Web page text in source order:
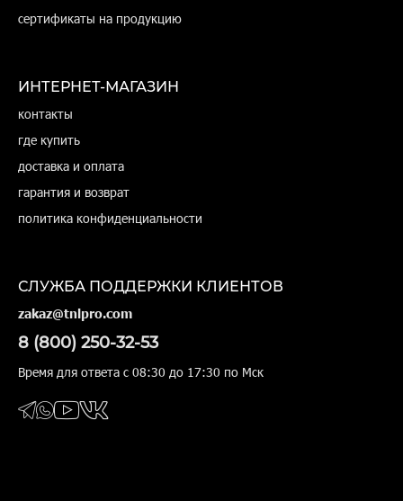
сертификаты на продукцию
ИНТЕРНЕТ-МАГАЗИН
контакты
где купить
доставка и оплата
гарантия и возврат
политика конфиденциальности
СЛУЖБА ПОДДЕРЖКИ КЛИЕНТОВ
zakaz@tnlpro.com
8 (800) 250-32-53
Время для ответа с 08:30 до 17:30 по Мск